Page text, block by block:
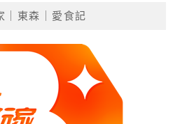
｜東森｜愛食記